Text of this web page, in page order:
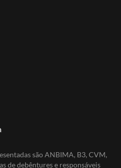
são ANBIMA, B3, CVM,
de debêntures e responsáveis